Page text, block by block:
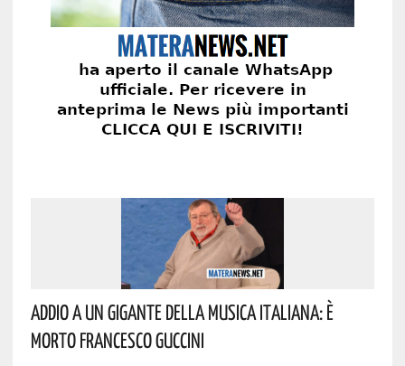
Addio A Un Gigante Della Musica Italiana: È
Morto Francesco Guccini